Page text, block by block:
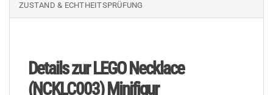
ZUSTAND & ECHTHEITSPRÜFUNG
Details zur LEGO Necklace
(NCKLC003) Minifigur